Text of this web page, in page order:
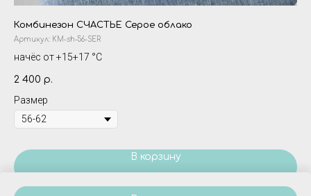
Комбинезон СЧАСТЬЕ Серое облако
Артикул: KM-sh-56-SER
начёс от +15+17 °С
2 400 р.
Размер
В корзину